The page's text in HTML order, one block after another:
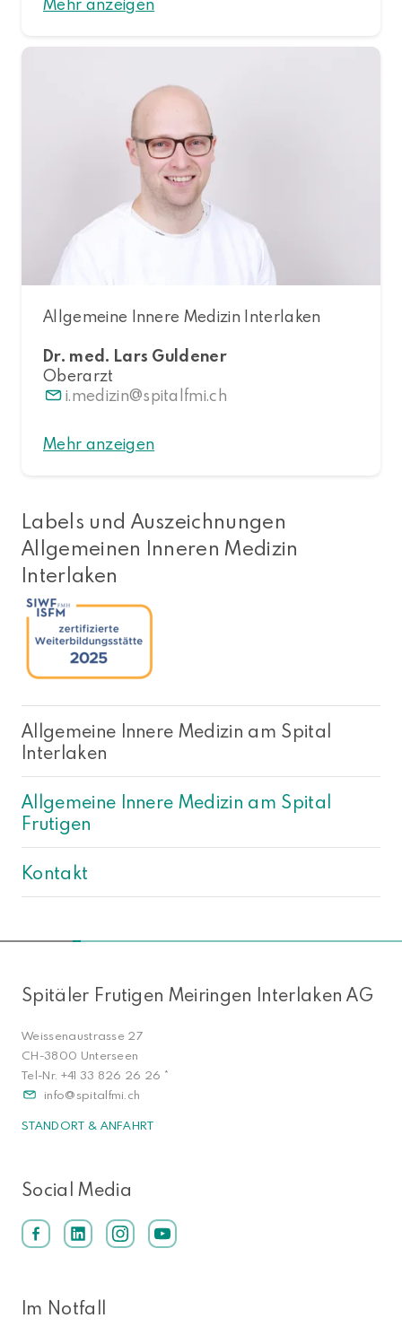
Allgemeine Innere Medizin am Spital
Interlaken
Allgemeine Innere Medizin am Spital
Frutigen
Kontakt
Allgemeine Innere Medizin Interlaken
Dr. med. Lars Guldener
Oberarzt
i.medizin
spitalfmi.ch
Mehr anzeigen
Labels und Auszeichnungen
Allgemeinen Inneren Medizin
Interlaken
Spitäler Frutigen Meiringen Interlaken AG
Weissenaustrasse 27
CH-3800 Unterseen
Tel-Nr. +41 33 826 26 26 *
info
spitalfmi.ch
STANDORT & ANFAHRT
Social Media
Im Notfall